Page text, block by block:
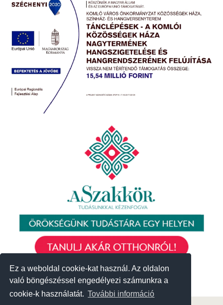
Ez a weboldal cookie-kat használ. Az oldalon
való böngészéssel engedélyezi számunkra a
cookie-k használatát. További információ
Ez a weboldal cookie-kat használ. Az oldalon
való böngészéssel engedélyezi számunkra a
cookie-k használatát. További információ